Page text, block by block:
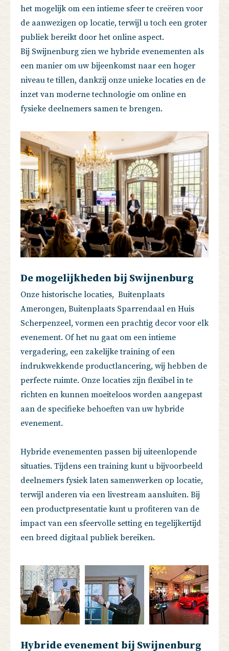
het mogelijk om een intieme sfeer te creëren voor
de aanwezigen op locatie, terwijl u toch een groter
publiek bereikt door het online aspect.
Bij Swijnenburg zien we hybride evenementen als
een manier om uw bijeenkomst naar een hoger
niveau te tillen, dankzij onze unieke locaties en de
inzet van moderne technologie om online en
fysieke deelnemers samen te brengen.
De mogelijkheden bij Swijnenburg
Onze historische locaties, Buitenplaats
Amerongen, Buitenplaats Sparrendaal en Huis
Scherpenzeel, vormen een prachtig decor voor elk
evenement. Of het nu gaat om een intieme
vergadering, een zakelijke training of een
indrukwekkende productlancering, wij hebben de
perfecte ruimte. Onze locaties zijn flexibel in te
richten en kunnen moeiteloos worden aangepast
aan de specifieke behoeften van uw hybride
evenement.
Hybride evenementen passen bij uiteenlopende
situaties. Tijdens een training kunt u bijvoorbeeld
deelnemers fysiek laten samenwerken op locatie,
terwijl anderen via een livestream aansluiten. Bij
een productpresentatie kunt u profiteren van de
impact van een sfeervolle setting en tegelijkertijd
een breed digitaal publiek bereiken.
Hybride evenement bij Swijnenburg